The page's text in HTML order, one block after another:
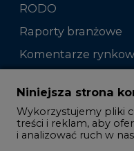
RODO
Raporty branżowe
Komentarze
Zmiany kadrowe
Studio CIRE
Rozmowy o
Niniejsza strona
Wykorzystujemy pliki
treści i reklam, aby
i analizować ruch w